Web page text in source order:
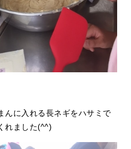
んに入れる長ネギをハサミで
れました(^^)